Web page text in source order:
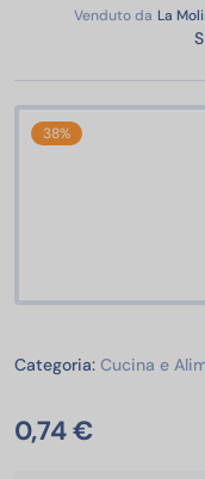
Venduto da La
38%
Categoria: Cucina e
0,74 €